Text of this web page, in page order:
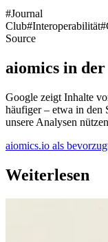
#Journal
Club#Interoperabilität#
Source
aiomics in der
Google zeigt Inhalte
häufiger – etwa in den
unsere Analysen
aiomics.io als
Weiterlesen